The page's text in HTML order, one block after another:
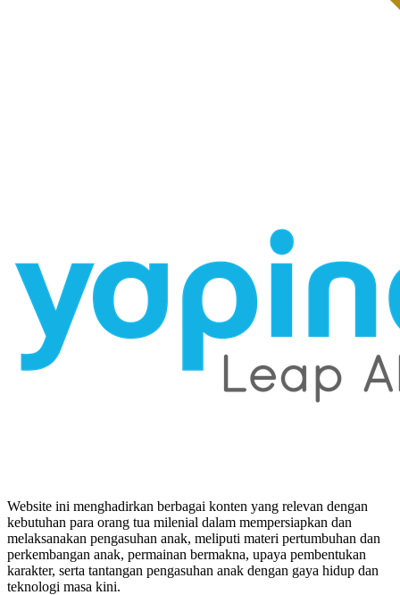
Website ini menghadirkan berbagai konten yang relevan dengan
kebutuhan para orang tua milenial dalam mempersiapkan dan
melaksanakan pengasuhan anak, meliputi materi pertumbuhan dan
perkembangan anak, permainan bermakna, upaya pembentukan
karakter, serta tantangan pengasuhan anak dengan gaya hidup dan
teknologi masa kini.